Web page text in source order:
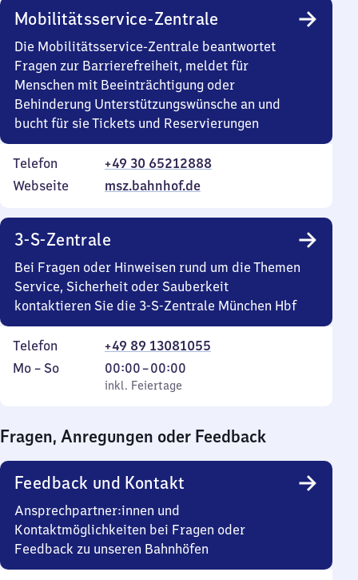
Mobilitätsservice-Zentrale
Die Mobilitätsservice-Zentrale beantwortet
Fragen zur Barrierefreiheit, meldet für
Menschen mit Beeinträchtigung oder
Behinderung Unterstützungswünsche an und
bucht für sie Tickets und Reservierungen
Telefon
+49 30 65212888
Webseite
msz.bahnhof.de
3-S-Zentrale
Bei Fragen oder Hinweisen rund um die Themen
Service, Sicherheit oder Sauberkeit
kontaktieren Sie die 3-S-Zentrale München Hbf
Telefon
+49 89 13081055
Montag
Mo – So,
inkl. Feiertage
00:00–00:00
Von
0
0
Uhr
inkl. Feiertage
Fragen, Anregungen oder Feedback
Feedback und Kontakt
Ansprechpartner:innen und
Kontaktmöglichkeiten bei Fragen oder
Feedback zu unseren Bahnhöfen